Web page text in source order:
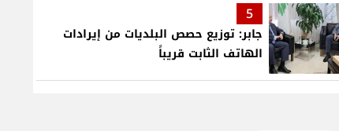
5
جابر: توزيع حصص البلديات من إيرادات
الهاتف الثابت قريباً